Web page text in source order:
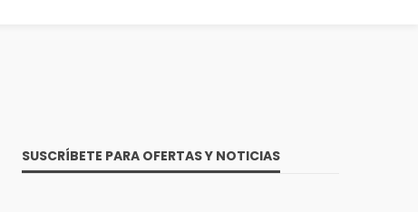
SUSCRÍBETE PARA OFERTAS Y NOTICIAS